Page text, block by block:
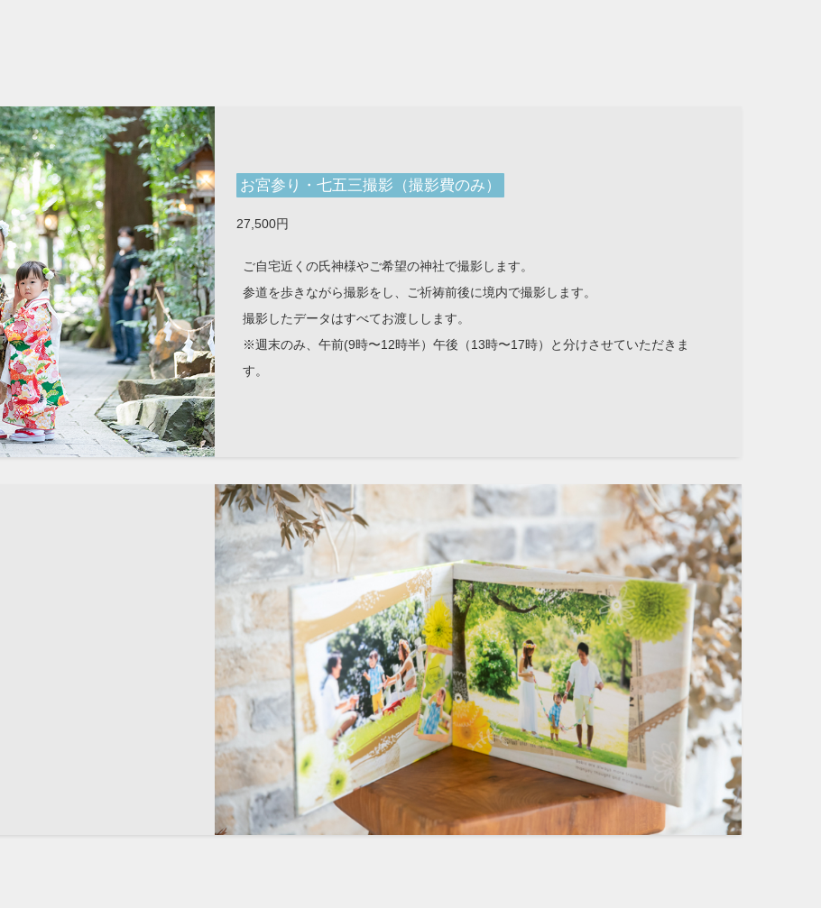
お宮参り・七五三撮影（撮影費のみ）
27,500円
ご自宅近くの氏神様やご希望の神社で撮影します。
参道を歩きながら撮影をし、ご祈祷前後に境内で撮影します。
撮影したデータはすべてお渡しします。
※週末のみ、午前(9時〜12時半）午後（13時〜17時）と分けさせていただきま
す。